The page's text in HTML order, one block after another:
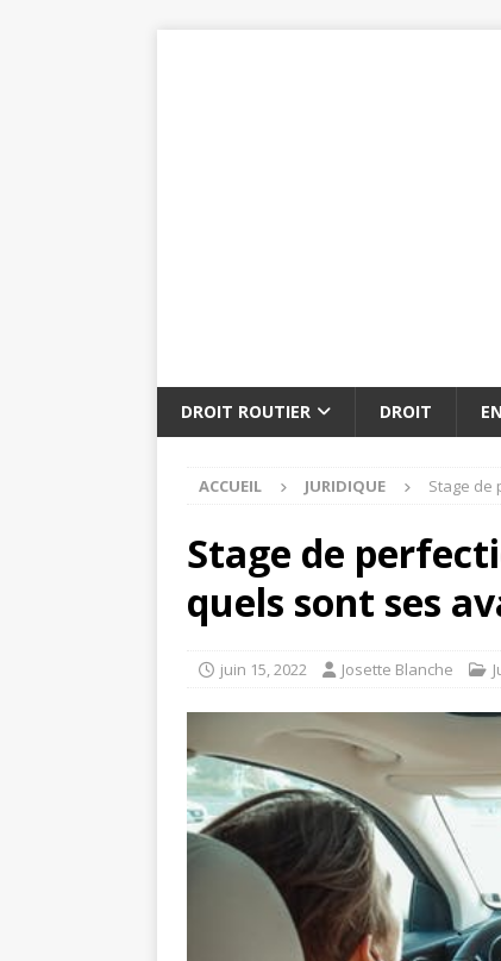
DROIT ROUTIER DROIT
ACCUEIL JURIDIQUE Stage de
Stage de
quels sont ses
juin 15, 2022 Josette Blanche